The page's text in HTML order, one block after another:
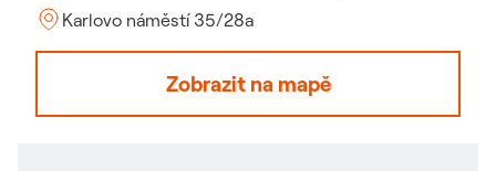
Karlovo náměstí 35/28a
Zobrazit na mapě